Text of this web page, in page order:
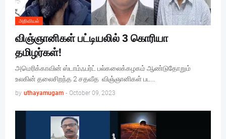
அறிவியல்
விஞ்ஞானிகள் பட்டியலில் 3 கொரியா
தமிழர்கள்!
அமெரிக்காவின் ஸ்டாம்ஃபர்ட் பல்கலைக்கழகம் ஆண்டுதோறும்
உலகின் தலைசிறந்த 2 சதவீத விஞ்ஞானிகள் பட…
by uthayamugam - October 09, 2023